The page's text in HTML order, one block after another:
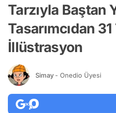
Tarzıyla Baştan
Tasarımcıdan 31
İllüstrasyon
Simay - Onedio Üyesi